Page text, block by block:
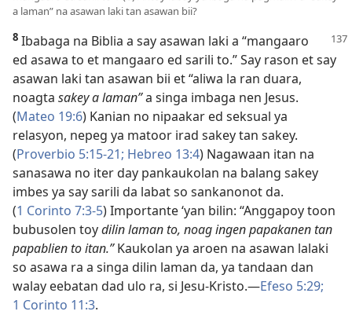
a laman” na asawan laki tan asawan bii?
8 Ibabaga na Biblia a say asawan laki a “mangaaro
ed asawa to et mangaaro ed sarili to.” Say rason et say
asawan laki tan asawan bii et “aliwa la ran duara,
noagta sakey a laman”a singa imbaga nen Jesus.
(Mateo 19:6) Kanian no nipaakar ed seksual ya
relasyon, nepeg ya matoor irad sakey tan sakey.
(Proverbio 5:15-21; Hebreo 13:4) Nagawaan itan na
sanasawa no iter day pankaukolan na balang sakey
imbes ya say sarili da labat so sankanonot da.
(1 Corinto 7:3-5) Importante ‘yan bilin: “Anggapoy toon
bubusolen toydilin laman to, noag ingen papakanen tan
papablien to itan.”Kaukolan ya aroen na asawan lalaki
so asawa ra a singa dilin laman da, ya tandaan dan
walay eebatan dad ulo ra, si Jesu-Kristo.​—Efeso 5:29;
1 Corinto 11:3.